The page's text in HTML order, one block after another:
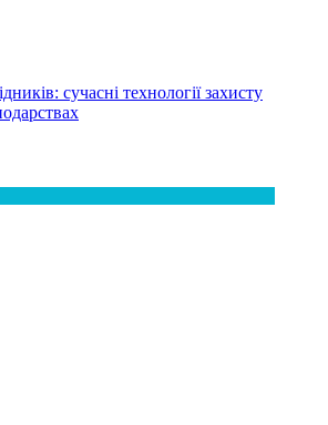
сучасні технології захисту